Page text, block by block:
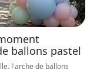
ballons pastel
l'arche de ballons